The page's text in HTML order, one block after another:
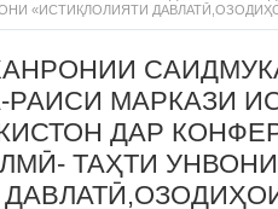
«ИСТИҚЛОЛИЯТИ
РАИСИ МАРКАЗИ
ДАР
ТАҲТИ УНВОНИ